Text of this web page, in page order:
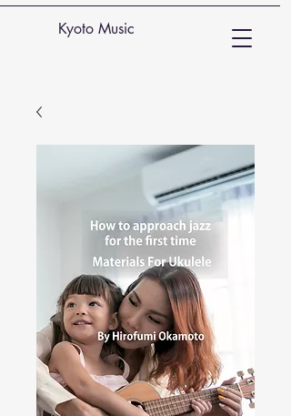
Kyoto Music